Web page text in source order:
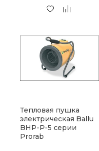
Тепловая пушка
электрическая Ballu
BHP-P-5 серии
Prorab